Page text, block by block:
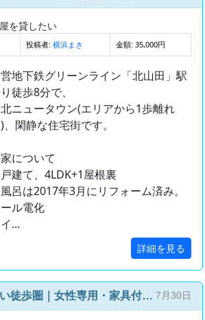
を貸したい
投稿者: 横浜まき 金額: 35,000円
地下鉄グリーンライン「北山田」駅
徒歩8分で、
ニュータウン(エリアから1歩離れ
、閑静な住宅街です。
について
建て、4LDK+1屋根裏
呂は2017年3月にリフォーム済み。
ル電化
イ...
詳細を見る
横浜・みなとみらい徒歩圏｜女性専用・家具付き個室｜光熱費・Wi-Fi込み 7月30日